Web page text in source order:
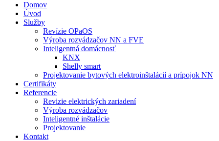
Domov
Úvod
Služby
Revízie OPaOS
Výroba rozvádzačov NN a FVE
Inteligentná domácnosť
KNX
Shelly smart
Projektovanie bytových elektroinštalácií a prípojok NN
Certifikáty
Referencie
Revizie elektrických zariadení
Výroba rozvádzačov
Inteligentné inštalácie
Projektovanie
Kontakt